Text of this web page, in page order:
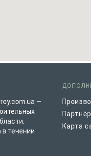
—
течении
Карта